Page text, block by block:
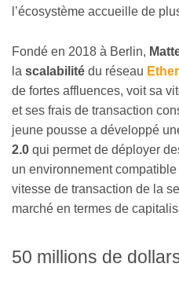
l’écosystème accueille de
Fondé en 2018 à Berlin,
la scalabilité du réseau
de fortes affluences, voit sa
et ses frais de transaction
jeune pousse a développé
2.0 qui permet de déployer
un environnement
vitesse de transaction de la
marché en termes de
50 millions de